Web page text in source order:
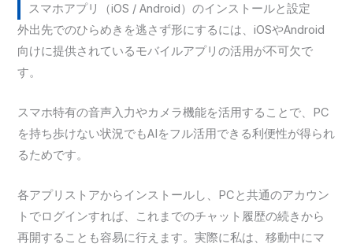
スマホアプリ（iOS / Android）のインストールと設定
外出先でのひらめきを逃さず形にするには、iOSやAndroid
向けに提供されているモバイルアプリの活用が不可欠で
す。
スマホ特有の音声入力やカメラ機能を活用することで、PC
を持ち歩けない状況でもAIをフル活用できる利便性が得られ
るためです。
各アプリストアからインストールし、PCと共通のアカウン
トでログインすれば、これまでのチャット履歴の続きから
再開することも容易に行えます。実際に私は、移動中にマ